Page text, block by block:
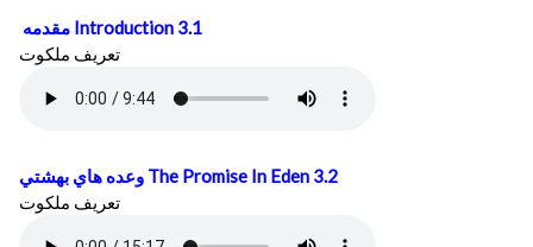
Introduction 3.1
تعريف ملكوت
The Promise In Eden 3.2
تعريف ملكوت